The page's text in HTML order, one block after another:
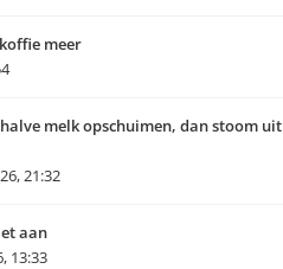
meer
melk opschuimen, dan stoom uit
21:32
aan
13:33